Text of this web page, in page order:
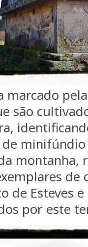
marcado
são
montanha,
de
de Esteves
por este